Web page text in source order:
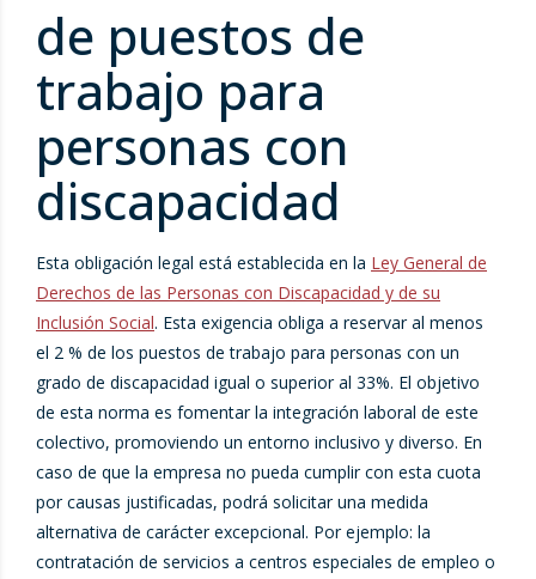
de puestos de
trabajo para
personas con
discapacidad
Esta obligación legal está establecida en la Ley General de
Derechos de las Personas con Discapacidad y de su
Inclusión Social. Esta exigencia obliga a reservar al menos
el 2 % de los puestos de trabajo para personas con un
grado de discapacidad igual o superior al 33%. El objetivo
de esta norma es fomentar la integración laboral de este
colectivo, promoviendo un entorno inclusivo y diverso. En
caso de que la empresa no pueda cumplir con esta cuota
por causas justificadas, podrá solicitar una medida
alternativa de carácter excepcional. Por ejemplo: la
contratación de servicios a centros especiales de empleo o